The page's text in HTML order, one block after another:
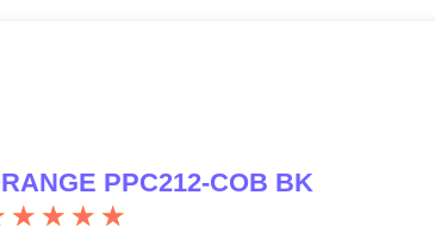
PPC212-COB BK